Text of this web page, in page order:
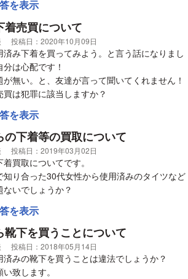
かの違反や罪に該当するものはありますか？
を表示
着売買について
投稿日： 2020年10月09日
済み下着を買ってみよう。と言う話になりまし
は心配です！
が無い。と、友達が言って聞いてくれません！
買は犯罪に該当しますか？
を表示
の下着等の買取について
投稿日： 2019年03月02日
買取についてです。
知り合った30代女性から使用済みのタイツなど
ないでしょうか？
を表示
靴下を買うことについて
投稿日： 2018年05月14日
済みの靴下を買うことは違法でしょうか？
致します。